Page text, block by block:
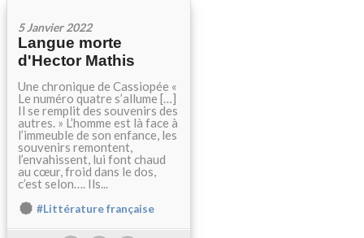
5 Janvier 2022
Langue morte
d'Hector Mathis
Une chronique de Cassiopée «
Le numéro quatre s’allume […]
Il se remplit des souvenirs des
autres. » L’homme est là face à
l’immeuble de son enfance, les
souvenirs remontent,
l’envahissent, lui font chaud
au cœur, froid dans le dos,
c’est selon…. Ils...
#Littérature française